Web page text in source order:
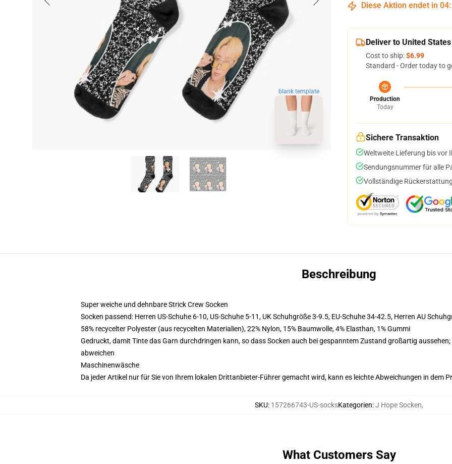
blank template
Diese Aktion endet in 04:
Deliver to United States
Cost to ship:$6.99
Standard - Order today to
Production
Today
Sichere Transaktion
Weltweite Lieferung bis vor
Sendungsnummer für alle
Vollständige
Beschreibung
Super weiche und dehnbare Strick Crew Socken
Socken passend: Herren US-Schuhe 6-10, US-Schuhe 5-11, UK Schuhgröße 3-9.5, EU-Schuhe 34-42.5, Herren AU
58% recycelter Polyester (aus recycelten Materialien), 22% Nylon, 15% Baumwolle, 4% Elasthan, 1% Gummi
Gedruckt, damit Tinte das Garn durchdringen kann, so dass Socken auch bei gespanntem Zustand großartig
abweichen
Maschinenwäsche
Da jeder Artikel nur für Sie von Ihrem lokalen Drittanbieter-Führer gemacht wird, kann es leichte Abweichungen in dem
SKU: 157266743-US-socksKategorien:J Hope Socken,
What Customers Say